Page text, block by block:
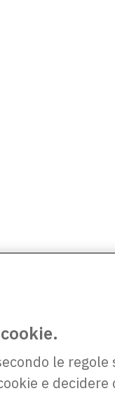
le regole
e decidere